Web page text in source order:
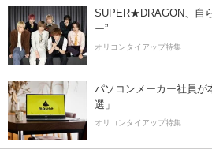
SUPER★DRAGON、自
ー”
オリコンタイアップ特集
パソコンメーカー社員が
選」
オリコンタイアップ特集